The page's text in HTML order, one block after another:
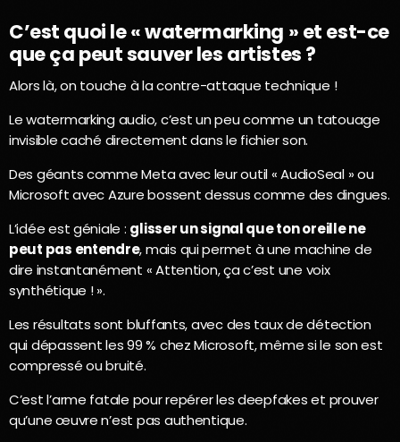
C’est quoi le « watermarking » et est-ce
que ça peut sauver les artistes ?
Alors là, on touche à la contre-attaque technique !
Le watermarking audio, c’est un peu comme un tatouage
invisible caché directement dans le fichier son.
Des géants comme Meta avec leur outil « AudioSeal » ou
Microsoft avec Azure bossent dessus comme des dingues.
L’idée est géniale : glisser un signal que ton oreille ne
peut pas entendre, mais qui permet à une machine de
dire instantanément « Attention, ça c’est une voix
synthétique ! ».
Les résultats sont bluffants, avec des taux de détection
qui dépassent les 99 % chez Microsoft, même si le son est
compressé ou bruité.
C’est l’arme fatale pour repérer les deepfakes et prouver
qu’une œuvre n’est pas authentique.